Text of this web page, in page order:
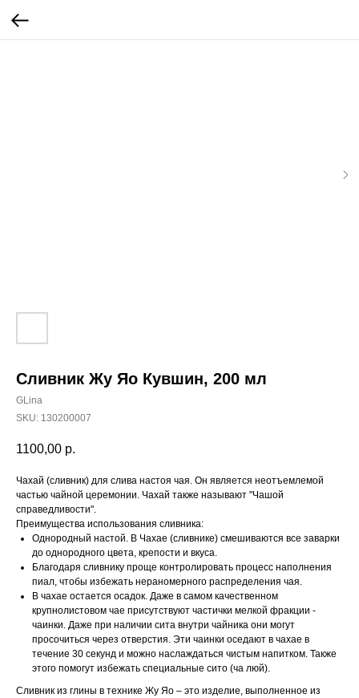
Сливник Жу Яо Кувшин, 200 мл
GLina
SKU: 130200007
1100,00 р.
Чахай (сливник) для слива настоя чая. Он является неотъемлемой
частью чайной церемонии. Чахай также называют "Чашой
справедливости".
Преимущества использования сливника:
Однородный настой. В Чахае (сливнике) смешиваются все заварки
до однородного цвета, крепости и вкуса.
Благодаря сливнику проще контролировать процесс наполнения
пиал, чтобы избежать нераномерного распределения чая.
В чахае остается осадок. Даже в самом качественном
крупнолистовом чае присутствуют частички мелкой фракции -
чаинки. Даже при наличии сита внутри чайника они могут
просочиться через отверстия. Эти чаинки оседают в чахае в
течение 30 секунд и можно наслаждаться чистым напитком. Также
этого помогут избежать специальные сито (ча люй).
Сливник из глины в технике Жу Яо – это изделие, выполненное из